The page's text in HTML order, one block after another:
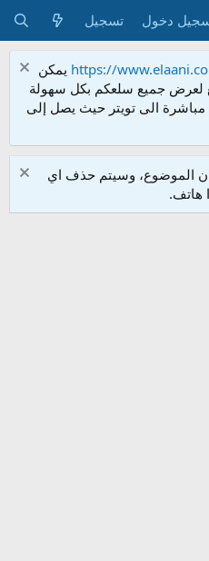
دخول تسجيل
https:// يمكن
لعرض جميع سلعكم بكل سهولة
الى تويتر حيث يصل إلى
الموضوع، وسيتم حذف اي
هاتف.